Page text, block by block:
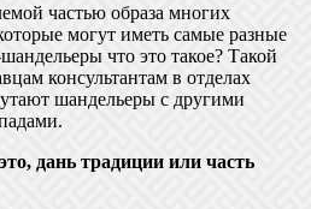
частью образа многих
могут иметь самые разные
что это такое? Такой
консультантам в отделах
шандельеры с другими
дань традиции или часть